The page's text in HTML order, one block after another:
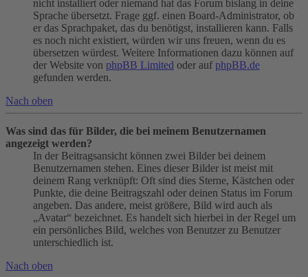
nicht installiert oder niemand hat das Forum bislang in deine
Sprache übersetzt. Frage ggf. einen Board-Administrator, ob
er das Sprachpaket, das du benötigst, installieren kann. Falls
es noch nicht existiert, würden wir uns freuen, wenn du es
übersetzen würdest. Weitere Informationen dazu können auf
der Website von phpBB Limited oder auf phpBB.de
gefunden werden.
Nach oben
Was sind das für Bilder, die bei meinem Benutzernamen
angezeigt werden?
In der Beitragsansicht können zwei Bilder bei deinem
Benutzernamen stehen. Eines dieser Bilder ist meist mit
deinem Rang verknüpft: Oft sind dies Sterne, Kästchen oder
Punkte, die deine Beitragszahl oder deinen Status im Forum
angeben. Das andere, meist größere, Bild wird auch als
„Avatar“ bezeichnet. Es handelt sich hierbei in der Regel um
ein persönliches Bild, welches von Benutzer zu Benutzer
unterschiedlich ist.
Nach oben